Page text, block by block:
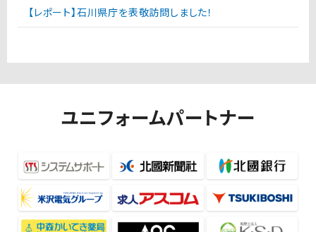
【レポート】石川県庁を表敬訪問しました！
ユニフォームパートナー